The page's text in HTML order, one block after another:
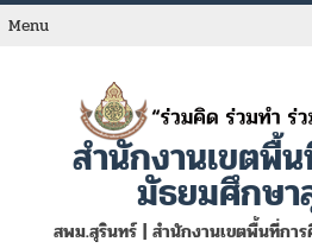
Skip
toMenu
สำนักงานเขตพื้
มัธยมศึกษา
สพม.สุรินทร์ | สำนักงานเขตพื้นที่กา